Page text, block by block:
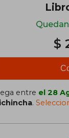
$
entre el 28
.